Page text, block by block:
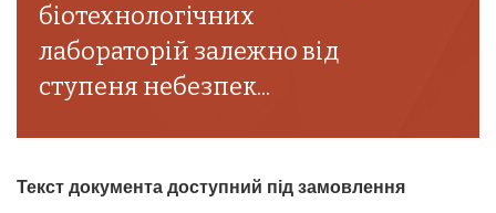
біотехнологічних
лабораторій залежно від
ступеня небезпек...
Текст документа доступний під замовлення